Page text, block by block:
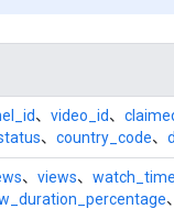
、 video_id、
、 country_code、
、 views、
、